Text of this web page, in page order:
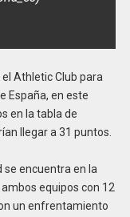
Athletic Club para
España, en este
en la tabla de
llegar a 31 puntos.
se encuentra en la
equipos con 12
un enfrentamiento